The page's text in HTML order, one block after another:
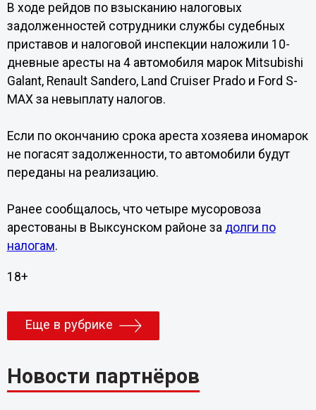
В ходе рейдов по взысканию налоговых
задолженностей сотрудники службы судебных
приставов и налоговой инспекции наложили 10-
дневные аресты на 4 автомобиля марок Mitsubishi
Galant, Renault Sandero, Land Cruiser Prado и Ford S-
MAX за невыплату налогов.
Если по окончанию срока ареста хозяева иномарок
не погасят задолженности, то автомобили будут
переданы на реализацию.
Ранее сообщалось, что четыре мусоровоза
арестованы в Выксунском районе за долги по
налогам.
18+
Еще в рубрике
Новости партнёров